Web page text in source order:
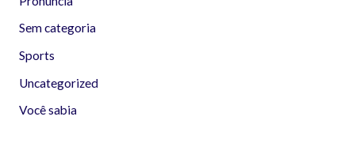
Sem categoria
Sports
Uncategorized
Você sabia